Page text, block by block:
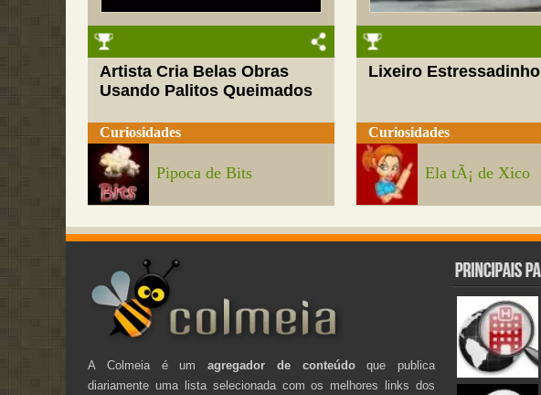
Artista Cria Belas Obras
Usando Palitos Queimados
Curiosidades
Pipoca de Bits
Lixeiro Estressadinho
Curiosidades
Ela tÃ¡ de Xico
A Colmeia é umagregador de conteúdoque publica
diariamente uma lista selecionada com os melhores links dos